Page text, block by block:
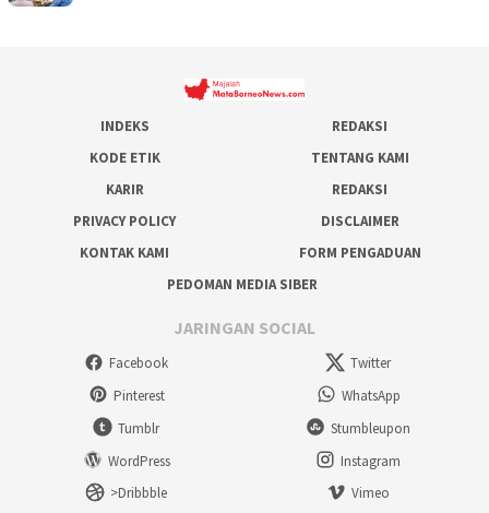
INDEKS
REDAKSI
KODE ETIK
TENTANG KAMI
KARIR
REDAKSI
PRIVACY POLICY
DISCLAIMER
KONTAK KAMI
FORM PENGADUAN
PEDOMAN MEDIA SIBER
JARINGAN SOCIAL
Facebook
Twitter
Pinterest
WhatsApp
Tumblr
Stumbleupon
WordPress
Instagram
>Dribbble
Vimeo